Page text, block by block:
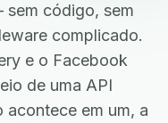
código, sem
complicado.
e o Facebook
de uma API
acontece em um, a